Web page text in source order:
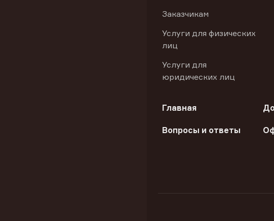
Заказчикам
Услуги для физических
лиц
Услуги для
юридических лиц
Главная
Вопросы и ответы